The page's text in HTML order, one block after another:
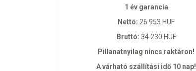
1 év garancia
Nettó: 26 953 HUF
Bruttó: 34 230 HUF
Pillanatnyilag nincs raktáron!
A várható szállítási idő 10 nap!